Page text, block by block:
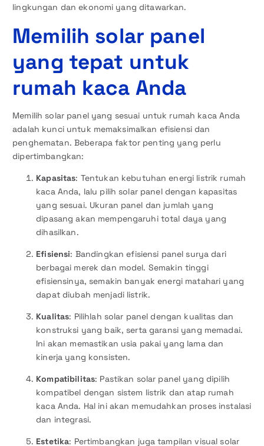
lingkungan dan ekonomi yang ditawarkan.
Memilih solar panel
yang tepat untuk
rumah kaca Anda
Memilih solar panel yang sesuai untuk rumah kaca Anda
adalah kunci untuk memaksimalkan efisiensi dan
penghematan. Beberapa faktor penting yang perlu
dipertimbangkan:
Kapasitas: Tentukan kebutuhan energi listrik rumah
kaca Anda, lalu pilih solar panel dengan kapasitas
yang sesuai. Ukuran panel dan jumlah yang
dipasang akan mempengaruhi total daya yang
dihasilkan.
Efisiensi: Bandingkan efisiensi panel surya dari
berbagai merek dan model. Semakin tinggi
efisiensinya, semakin banyak energi matahari yang
dapat diubah menjadi listrik.
Kualitas: Pilihlah solar panel dengan kualitas dan
konstruksi yang baik, serta garansi yang memadai.
Ini akan memastikan usia pakai yang lama dan
kinerja yang konsisten.
Kompatibilitas: Pastikan solar panel yang dipilih
kompatibel dengan sistem listrik dan atap rumah
kaca Anda. Hal ini akan memudahkan proses instalasi
dan integrasi.
Estetika: Pertimbangkan juga tampilan visual solar